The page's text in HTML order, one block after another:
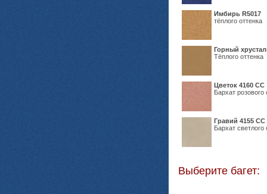
Имбирь R5017
тёплого оттенка
Горный
Тёплого оттенка
Цветок 4160 СС
Бархат розового
Гравий 4155 СС
Бархат светлого
Выберите багет: